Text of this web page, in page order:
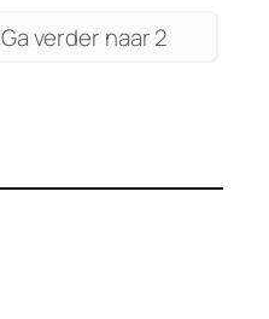
Ga verder naar 2